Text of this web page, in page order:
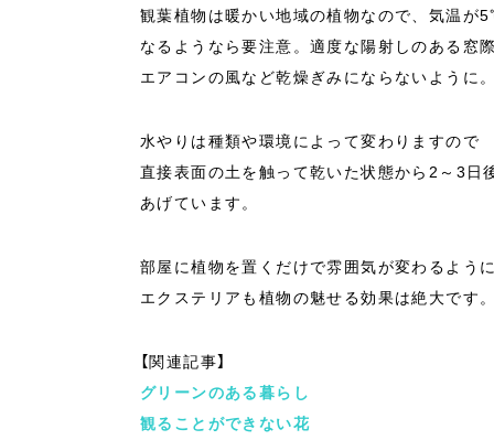
観葉植物は暖かい地域の植物なので、気温が
なるようなら要注意。適度な陽射しのある窓
エアコンの風など乾燥ぎみにならないように。
水やりは種類や環境によって変わりますので
直接表面の土を触って乾いた状態から2～3日
あげています。
部屋に植物を置くだけで雰囲気が変わるように
エクステリアも植物の魅せる効果は絶大です。
【関連記事】
グリーンのある暮らし
観ることができない花